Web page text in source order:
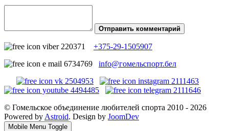
Отправить комментарий
+375-29-1505907
info@гомельспорт.бел
© Гомельское объединение любителей спорта 2010 - 2026
Powered by Astroid. Design by JoomDev
Mobile Menu Toggle